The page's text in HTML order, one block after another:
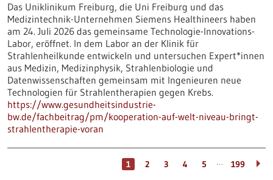
Das Uniklinikum Freiburg, die Uni Freiburg und das
Medizintechnik-Unternehmen Siemens Healthineers haben
am 24. Juli 2026 das gemeinsame Technologie-Innovations-
Labor, eröffnet. In dem Labor an der Klinik für
Strahlenheilkunde entwickeln und untersuchen Expert*innen
aus Medizin, Medizinphysik, Strahlenbiologie und
Datenwissenschaften gemeinsam mit Ingenieuren neue
Technologien für Strahlentherapien gegen Krebs.
https://www.gesundheitsindustrie-
bw.de/fachbeitrag/pm/kooperation-auf-welt-niveau-bringt-
strahlentherapie-voran
1 2 3 4 5 … 199